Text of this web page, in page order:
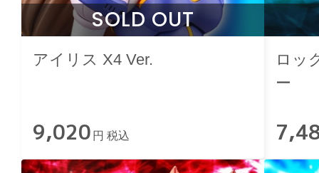
SOLD OUT
アイリス X4 Ver.
9,020 円 税込
ロッ
ー